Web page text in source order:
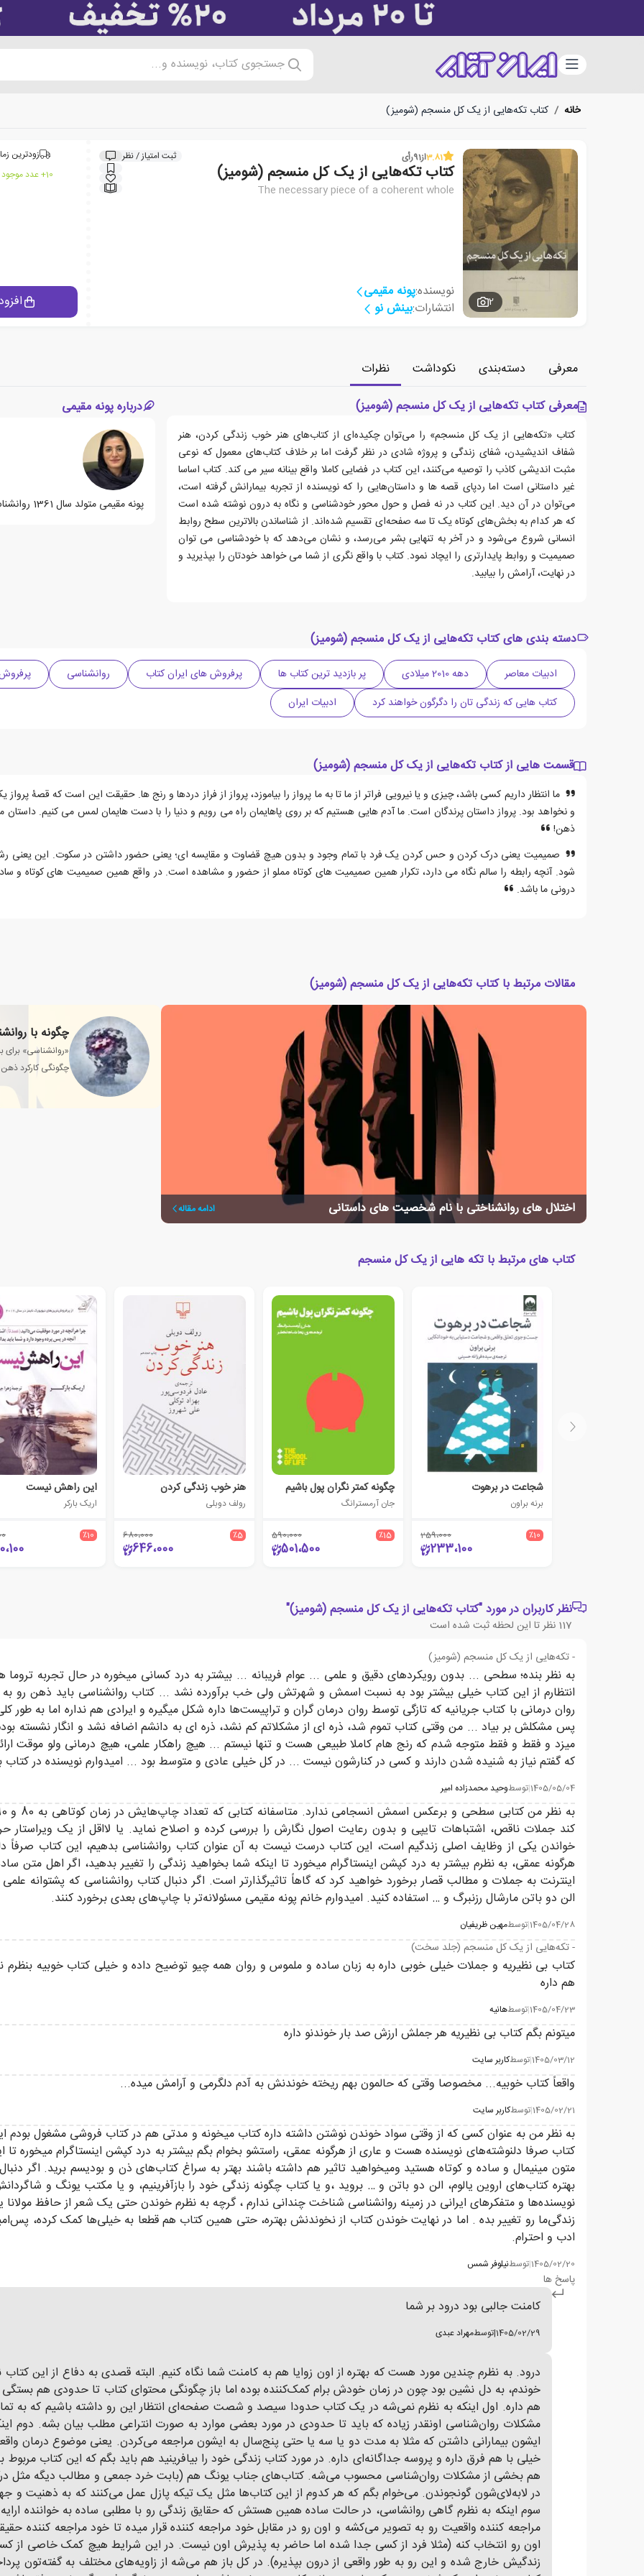
دسته‌بندی جستجوی کتاب، نویسنده و...
خانه / کتاب تکه‌هایی از یک کل منسجم (شومیز)
2
3.81از91رأی ثبت امتیاز / نظر
کتاب تکه‌هایی از یک کل منسجم (شومیز)
The necessary piece of a coherent whole
نویسنده:پونه مقیمی
انتشارات:بینش نو
زودترین
10+ عدد موجود در انبار ایران کتاب
معرفی دسته‌بندی نکوداشت
نظرات
معرفی کتاب تکه‌هایی از یک کل منسجم (شومیز)
کتاب «تکه‌هایی از یک کل منسجم» را می‌توان چکیده‌ای از کتاب‌های هنر خوب زندگی کردن، هنر
شفاف اندیشیدن، شفای زندگی و پروژه شادی در نظر گرفت اما بر خلاف کتاب‌های معمول که نوعی
مثبت اندیشی کاذب را توصیه می‌کنند، این کتاب در فضایی کاملا واقع بینانه سیر می کند. کتاب اساسا
غیر داستانی است اما ردپای قصه ها و داستان‌هایی را که نویسنده از تجربه بیمارانش گرفته است،
می‌توان در آن دید. این کتاب در نه فصل و حول محور خودشناسی و نگاه به درون نوشته شده است
که هر کدام به بخش‌های کوتاه یک تا سه صفحه‌ای تقسیم شده‌اند. از شناساندن بالاترین سطح روابط
انسانی شروع می‌شود و در آخر به تنهایی بشر می‌رسد، و نشان می‌دهد که با خودشناسی می توان
صمیمیت و روابط پایدارتری را ایچاد نمود. کتاب با واقع نگری از شما می خواهد خودتان را بپذیرید و
در نهایت، آرامش را بیابید.
درباره پونه مقیمی
پونه مقیمی متولد سال 1361 روانشناس و روانکاو می باشد.
دسته بندی های کتاب تکه‌هایی از یک کل منسجم (شومیز)
ادبیات معاصر دهه 2010 میلادی پر بازدید ترین کتاب ها پرفروش های ایران کتاب روانشناسی
کتاب هایی که زندگی تان را دگرگون خواهند کرد
ادبیات ایران
قسمت هایی از کتاب تکه‌هایی از یک کل منسجم (شومیز)
ما انتظار داریم کسی باشد، چیزی و یا نیرویی فراتر از ما تا به ما پرواز را بیاموزد، پرواز از فراز دردها و رنج ها. حقیقت این است که قصۀ
و نخواهد بود. پرواز داستان پرندگان است. ما آدم هایی هستیم که بر روی پاهایمان راه می رویم و دنیا را با دست هایمان لمس می کنیم.
ذهن!
صمیمیت یعنی درک کردن و حس کردن یک فرد با تمام وجود و بدون هیچ قضاوت و مقایسه ای؛ یعنی حضور داشتن در سکوت. این یعنی
شود. آنچه رابطه را سالم نگاه می دارد، تکرار همین صمیمیت های کوتاه مملو از حضور و مشاهده است. در واقع همین صمیمیت های کوتاه و
درونی ما باشد.
مقالات مرتبط با کتاب تکه‌هایی از یک کل منسجم (شومیز)
اختلال های روانشناختی با نام شخصیت های داستانی ادامه مقاله
چگونه با
«روانشناسی» برای
چگونگی کارکرد
کتاب های مرتبط با تکه هایی از یک کل منسجم
شجاعت در برهوت
برنه براون
٪10 259،000
233،100
چگونه کمتر نگران پول باشیم
جان آرمسترانگ
٪15 590،000
501،500
هنر خوب زندگی کردن
رولف دوبلی
٪5 680،000
646،000
این راهش نیست
اریک بارکر
٪10
نظر کاربران در مورد "کتاب تکه‌هایی از یک کل منسجم (شومیز)"
117 نظر تا این لحظه ثبت شده است
- تکه‌هایی از یک کل منسجم (شومیز)
به نظر بنده؛ سطحی ... بدون رویکرد‌های دقیق و علمی ... عوام فریبانه ... بیشتر به درد کسانی میخوره در حال تجربه
انتظارم از این کتاب خیلی بیشتر بود به نسبت اسمش و شهرتش ولی خب برآورده نشد ... کتاب روانشناسی باید ذهن رو
پس مشکلش بر بیاد ... من وقتی کتاب تموم شد، ذره ای از مشکلاتم کم نشد، ذره ای به دانشم اضافه نشد و انگار نشسته
میزد و فقط و فقط متوجه شدم که رنج هام کاملا طبیعی هست و تنها نیستم ... هیچ راهکار علمی، هیچ درمانی ولو موقت
که گفتم نیاز به شنیده شدن دارند و کسی در کنارشون نیست ... در کل خیلی عادی و متوسط بود ... امیدوارم نویسنده در کتاب
1405/05/04
|توسطوحید محمدزاده امیر
کند جملات ناقص، اشتباهات تایپی و بدون رعایت اصول نگارش را بررسی کرده و اصلاح نماید. یا لااقل از یک
خواندن یکی از وظایف اصلی زندگیم است، این کتاب درست نیست به آن عنوان کتاب روانشناسی بدهیم، این کتاب صرفاً
هرگونه عمقی، به نظرم بیشتر به درد کپشن اینستاگرام میخورد تا اینکه شما بخواهید زندگی را تغییر بدهید، اگر اهل متن
اینترنت به جملات و مطالب قصار برخورد خواهید کرد که گاهاً تاثیرگذارتر است. اگر دنبال کتاب روانشناسی که پشتوانه
الن دو باتن مارشال رزنبرگ و … استفاده کنید. امیدوارم خانم پونه مقیمی مسئولانه‌تر با چاپ‌های بعدی برخورد کنند.
1405/04/28
|توسطمهین ظریفیان
- تکه‌هایی از یک کل منسجم (جلد سخت)
کتاب بی نظیریه و جملات خیلی خوبی داره به زبان ساده و ملموس و روان همه چیو توضیح داده و خیلی کتاب خوبیه بنظرم
هم داره
1405/04/23
|توسطهانیه
میتونم بگم کتاب بی نظیریه هر جملش ارزش صد بار خوندنو داره
1405/03/12
|توسطکاربر سایت
واقعاً کتاب خوبیه... مخصوصا وقتی که حالمون بهم ریخته خوندنش به آدم دلگرمی و آرامش میده...
1405/02/21
|توسطکاربر سایت
به نظر من به عنوان کسی که از وقتی سواد خوندن نوشتن داشته داره کتاب میخونه و مدتی هم در کتاب فروشی مشغول
کتاب صرفا دلنوشته‌های نویسنده هست و عاری از هرگونه عمقی، راستشو بخوام بگم بیشتر به درد کپشن اینستاگرام میخوره تا
متون مینیمال و ساده و کوتاه هستید و‌میخواهید تاثیر هم داشته باشند بهتر به سراغ کتاب‌های ذن و بودیسم برید. اگر
بهتره کتاب‌های اروین یالوم، الن دو باتن و … بروید ،و یا کتاب چگونه زندگی خود را بازآفرینیم، و یا مکتب یونگ و
زندگی‌ما رو تغییر بده . اما در نهایت خوندن کتاب از نخوندنش بهتره، حتی همین کتاب هم قطعا به خیلی‌ها کمک کرده،
ادب و احترام.
1405/02/20
|توسطنیلوفر شمس
پاسخ ها
کامنت جالبی بود درود بر شما
1405/02/29
|توسطمهراد عبدی
درود. به نظرم چندین مورد هست که بهتره از اون زوایا هم به کامنت شما نگاه کنیم. البته قصدی به دفاع از این
خوندم، به دل نشین بود چون در زمان خودش برام کمک‌کننده بوده اما باز چگونگی محتوای کتاب تا حدودی هم
هم داره. اول اینکه به نظرم نمی‌شه در یک کتاب حدودا سیصد و شصت صفحه‌ای انتظار این رو داشته باشیم که به
مشکلات روان‌شناسی اونقدر زیاده که باید تا حدودی در مورد بعضی موارد به صورت انتراعی مطلب بیان بشه. دوم
ایشون بیمارانی داشتن که مثلا به مدت دو یا سه یا حتی پنج‌سال به ایشون مراجعه می‌کردن. یعنی موضوع درمان
خیلی با هم فرق داره و پروسه جداگانه‌ای داره. در مورد کتاب زندگی خود را بیافرینید هم باید بگم که این کتاب
هم بخشی از مشکلات روان‌شناسی محسوب می‌شه. کتاب‌های جناب یونگ هم (بابت خرد جمعی و مطالب دیگه مثل
در لابه‌لای‌شون گونجوندن. می‌خوام بگم که هر کدوم از این کتاب‌ها مثل یک تیکه پازل عمل می‌کنند که به ذهنیت
سوم اینکه به نظرم گاهی روانشاسی، در حالت ساده همین هستش که حقایق زندگی رو با مطلبی ساده به خواننده
مراجعه کننده واقعیت رو به تصویر می‌کشه و اون رو در مقابل خود مراجعه کننده قرار میده تا خود مراجعه
اون رو انتخاب کنه (مثلا فرد از کسی جدا شده اما حاضر به پذیرش اون نیست. در این شرایط هیچ کمک خاصی از
زندگیش خارج شده و این رو به طور واقعی از درون بپذیره). در کل باز هم می‌شه از زاویه‌های مختلف به گفته‌تون